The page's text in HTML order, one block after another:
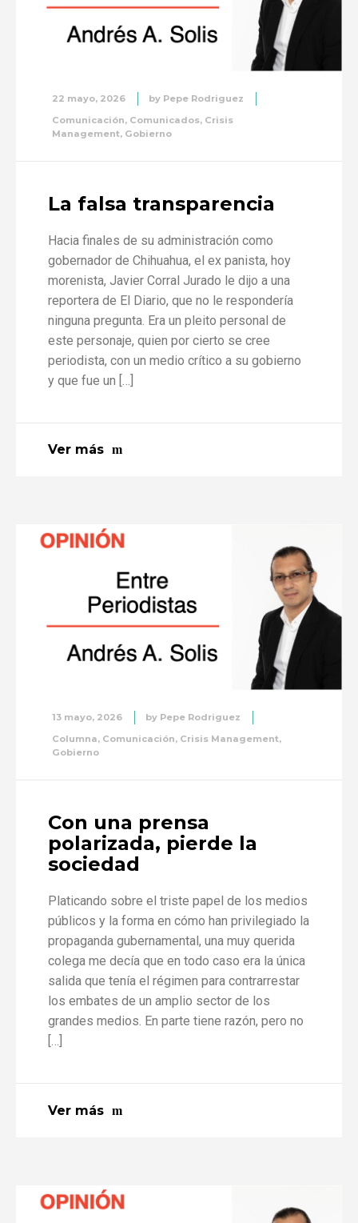
22 mayo, 2026 by Pepe Rodriguez
Comunicación, Comunicados, Crisis
Management, Gobierno
La falsa transparencia
Hacia finales de su administración como
gobernador de Chihuahua, el ex panista, hoy
morenista, Javier Corral Jurado le dijo a una
reportera de El Diario, que no le respondería
ninguna pregunta. Era un pleito personal de
este personaje, quien por cierto se cree
periodista, con un medio crítico a su gobierno
y que fue un […]
Ver más
13 mayo, 2026 by Pepe Rodriguez
Columna, Comunicación, Crisis Management,
Gobierno
Con una prensa
polarizada, pierde la
sociedad
Platicando sobre el triste papel de los medios
públicos y la forma en cómo han privilegiado la
propaganda gubernamental, una muy querida
colega me decía que en todo caso era la única
salida que tenía el régimen para contrarrestar
los embates de un amplio sector de los
grandes medios. En parte tiene razón, pero no
[…]
Ver más